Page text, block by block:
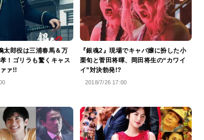
太郎役は三浦春馬＆万
！ゴリラも驚くキャス
ァ!!
『銀魂2』現場でキャバ嬢に扮した小
栗旬と菅田将暉、岡田将生の“カワイ
イ”対決勃発!?
2018/7/26 17:00